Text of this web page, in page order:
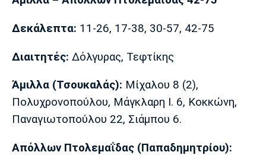
Μάντσεστερ
Τσέλσι Άρσεναλ
Λίβερπουλ
Μάντσεστερ
Γιουβέντους
Δεκάλεπτα: 11-26, 17-38, 30-57, 42-75
Διαιτητές: Δόλγυρας, Τεφτίκης
Άμιλλα (Τσουκαλάς): Μίχαλου 8 (2),
Πολυχρονοπούλου, Μάγκλαρη Ι. 6, Κοκκώνη,
Παναγιωτοπούλου 22, Σιάμπου 6.
Απόλλων Πτολεμαΐδας (Παπαδημητρίου):